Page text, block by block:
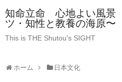
知命立命 心地よい風景
ツ・知性と教養の海原〜
This is THE Shutou's SIGHT
ホーム 日本文化